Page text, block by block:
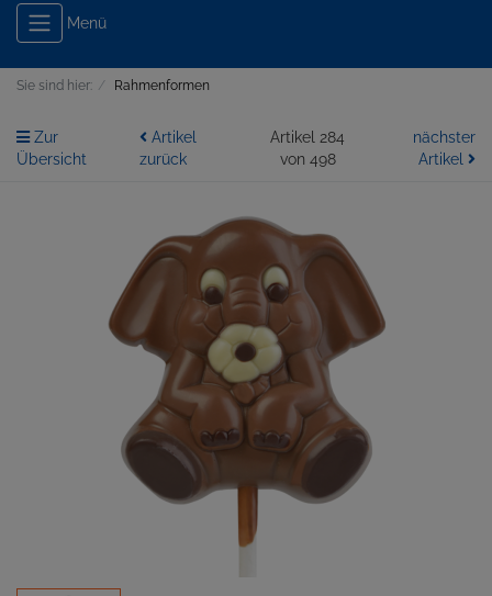
Menü
Sie sind hier: Rahmenformen
Zur
Übersicht
Artikel
zurück
Artikel 284
von 498
nächster
Artikel